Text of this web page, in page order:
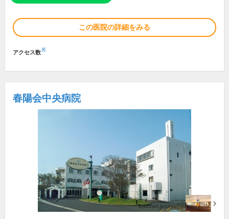
この医院の詳細をみる
アクセス数※
春陽会中央病院